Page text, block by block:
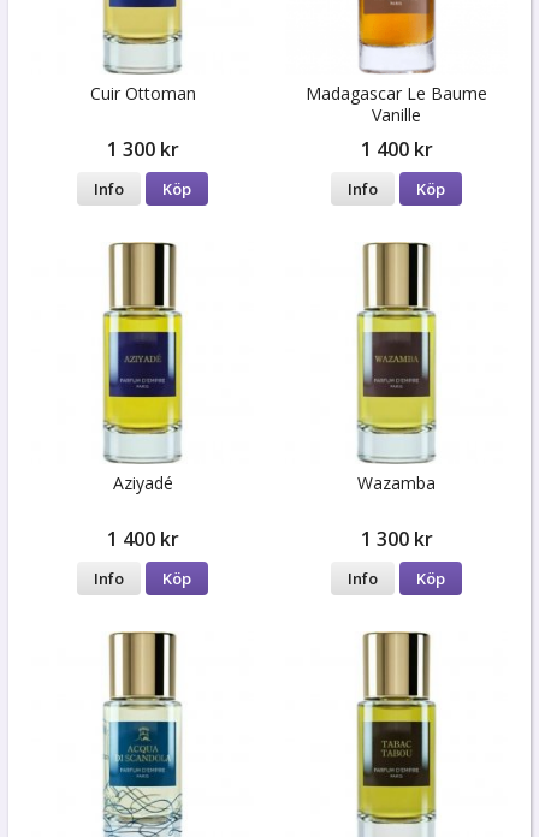
Cuir Ottoman
1 300 kr
Info Köp
Madagascar Le Baume
Vanille
1 400 kr
Info Köp
Aziyadé
1 400 kr
Info Köp
Wazamba
1 300 kr
Info Köp